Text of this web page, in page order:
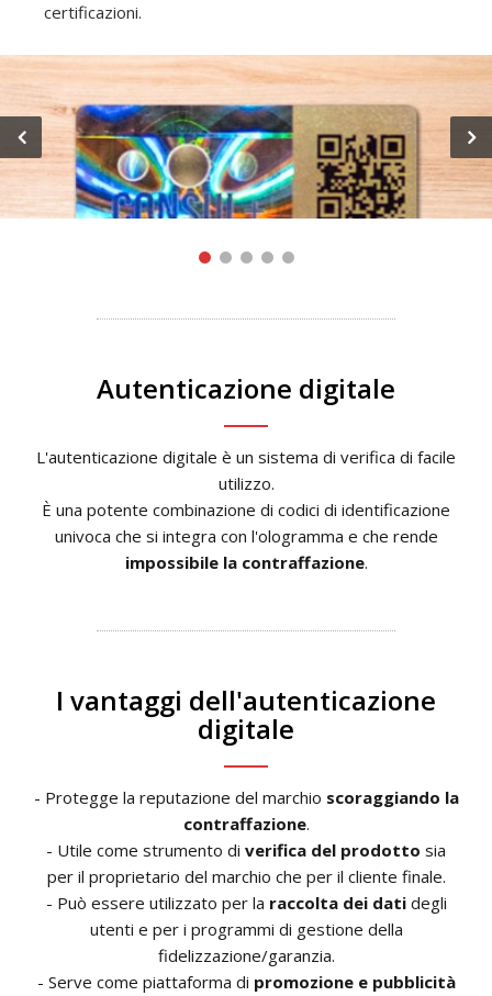
certificazioni.
Autenticazione digitale
L'autenticazione digitale è un sistema di verifica di facile
utilizzo.
È una potente combinazione di codici di identificazione
univoca che si integra con l'ologramma e che rende
impossibile la contraffazione.
I vantaggi dell'autenticazione
digitale
- Protegge la reputazione del marchio scoraggiando la
contraffazione.
- Utile come strumento di verifica del prodotto sia
per il proprietario del marchio che per il cliente finale.
- Può essere utilizzato per la raccolta dei datidegli
utenti e per i programmi di gestione della
fidelizzazione/garanzia.
- Serve come piattaforma di promozione e pubblicità